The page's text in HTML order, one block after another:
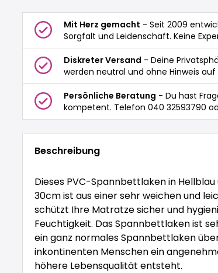
Mit Herz gemacht - Seit 2009
Sorgfalt und Leidenschaft. Keine
Diskreter Versand - Deine
werden neutral und ohne Hinweis
Persönliche Beratung - Du hast
kompetent. Telefon 040 32593790
Beschreibung
Dieses PVC-Spannbettlaken in
30cm ist aus einer sehr weichen und
schützt Ihre Matratze sicher und
Feuchtigkeit. Das Spannbettlaken ist
ein ganz normales Spannbettlaken
inkontinenten Menschen ein
höhere Lebensqualität entsteht.